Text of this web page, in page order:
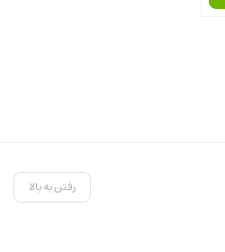
رفتن به بالا